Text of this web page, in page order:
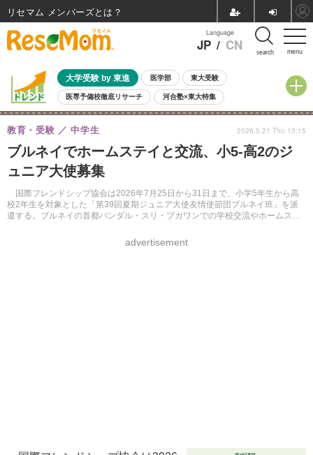
menu
Language
JP / CN search
大学受験 by 東進 医学部 東大受験
医専予備校徹底リサーチ 河合塾×東大特集
親子で考える大学選び 高校受験 中学受験 小学校受験
共通テスト 夏休み
8月開催イベント・WS 全国公立高校 過去問 人気記事
自由研究教材（小学生向け）
ブルネイでホームステイと交流、小5-高2のジ
ュニア大使募集
国際フレンドシップ協会は2026年7月25日から31日まで、小学5年生から高
校2年生を対象とした「第39回夏期ジュニア大使友情使節団ブルネイ班」を派
遣する。ブルネイの首都バンダル・スリ・ブガワンでの学校交流やホームステ
教育・受験 中学生
advertisement
2026.5.21 Thu 13:15
リセマム メンバーズ